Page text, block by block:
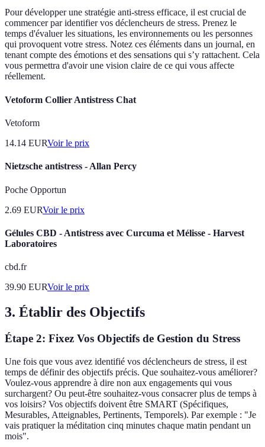
Pour développer une stratégie anti-stress efficace, il est crucial de
commencer par identifier vos déclencheurs de stress. Prenez le
temps d'évaluer les situations, les environnements ou les personnes
qui provoquent votre stress. Notez ces éléments dans un journal, en
tenant compte des émotions et des sensations qui s’y rattachent. Cela
vous permettra d'avoir une vision claire de ce qui vous affecte
réellement.
Vetoform Collier Antistress Chat
Vetoform
14.14 EURVoir le prix
Nietzsche antistress - Allan Percy
Poche Opportun
2.69 EURVoir le prix
Gélules CBD - Antistress avec Curcuma et Mélisse - Harvest
Laboratoires
cbd.fr
39.90 EURVoir le prix
3. Établir des Objectifs
Étape 2: Fixez Vos Objectifs de Gestion du Stress
Une fois que vous avez identifié vos déclencheurs de stress, il est
temps de définir des objectifs précis. Que souhaitez-vous améliorer?
Voulez-vous apprendre à dire non aux engagements qui vous
surchargent? Ou peut-être souhaitez-vous consacrer plus de temps à
vos loisirs? Vos objectifs doivent être SMART (Spécifiques,
Mesurables, Atteignables, Pertinents, Temporels). Par exemple : "Je
vais pratiquer la méditation cinq minutes chaque matin pendant un
mois".